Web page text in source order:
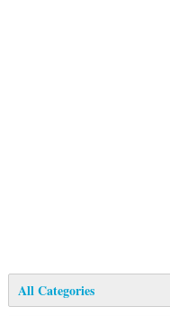
All Categories